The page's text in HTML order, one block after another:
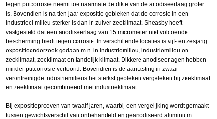
tegen putcorrosie neemt toe naarmate de dikte van de anodiseerlaag groter
is. Bovendien is na tien jaar expositie gebleken dat de corrosie in een
industrieel milieu sterker is dan in zuiver zeeklimaat. Sheasby heeft
vastgesteld dat een anodiseerlaag van 15 micrometer niet voldoende
bescherming biedt tegen corrosie. In verschillende locaties is vijf- en zesjarig
expositieonderzoek gedaan m.n. in industriemilieu, industriemilieu en
zeeklimaat, zeeklimaat en landelijk klimaat. Dikkere anodiseerlagen hebben
minder putcorrosie vertoond. Bovendien is de aantasting in zwaar
verontreinigde industriemilieus het sterkst gebleken vergeleken bij zeeklimaat
en zeeklimaat gecombineerd met industrieklimaat
Bij expositieproeven van twaalf jaren, waarbij een vergelijking wordt gemaakt
tussen gewichtsverschil van onbehandeld en geanodiseerd aluminium